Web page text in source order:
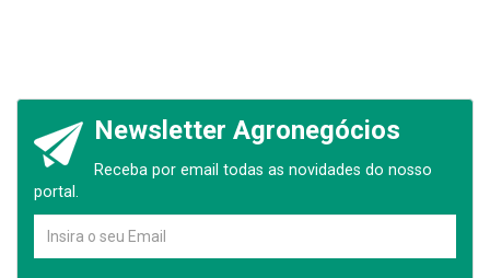
Newsletter Agronegócios
Receba por email todas as novidades do nosso
portal.